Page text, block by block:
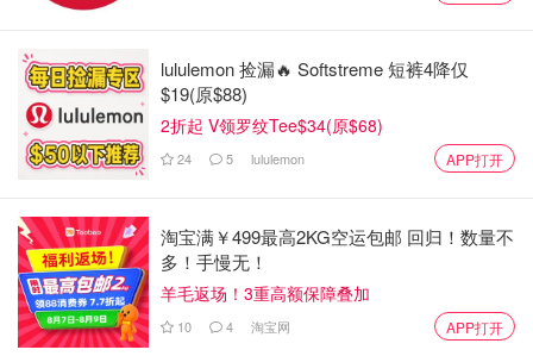
lululemon 捡漏🔥 Softstreme 短裤4降仅
$19(原$88)
2折起 V领罗纹Tee$34(原$68)
24 5 lululemon APP打开
淘宝满￥499最高2KG空运包邮 回归！数量不
多！手慢无！
羊毛返场！3重高额保障叠加
10 4 淘宝网 APP打开